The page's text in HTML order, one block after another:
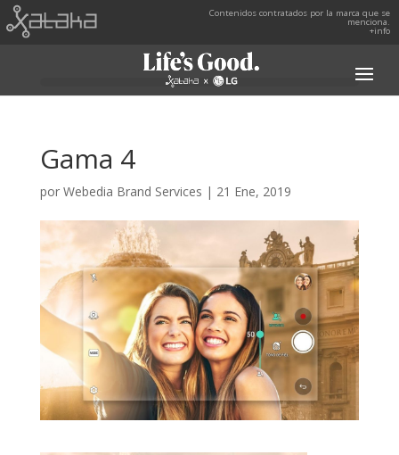
Contenidos contratados por la marca que se
menciona.
+info
Gama 4
por Webedia Brand Services | 21 Ene, 2019